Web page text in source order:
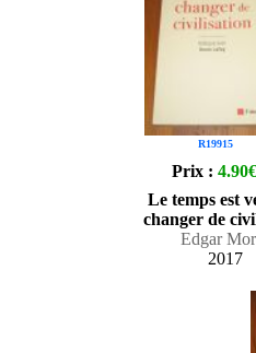
R19915
Prix : 4.90€
Le temps est
changer de
Edgar
2017